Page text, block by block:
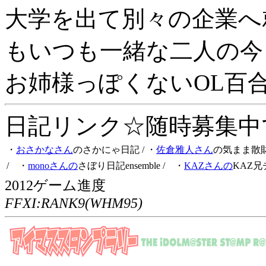
大学を出て別々の企業
もいつも一緒な二人の
お姉様っぽくないOL百
日記リンク☆随時募集
・ おさかなさんのさかにゃ日記 / ・ 佐倉雅人さんの気まま散
/ ・ monoさんのさぼり日記ensemble / ・ KAZさんのKAZ兄
2012ゲーム進度
FFXI:RANK9(WHM95)